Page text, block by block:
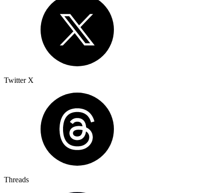
Twitter X
Threads